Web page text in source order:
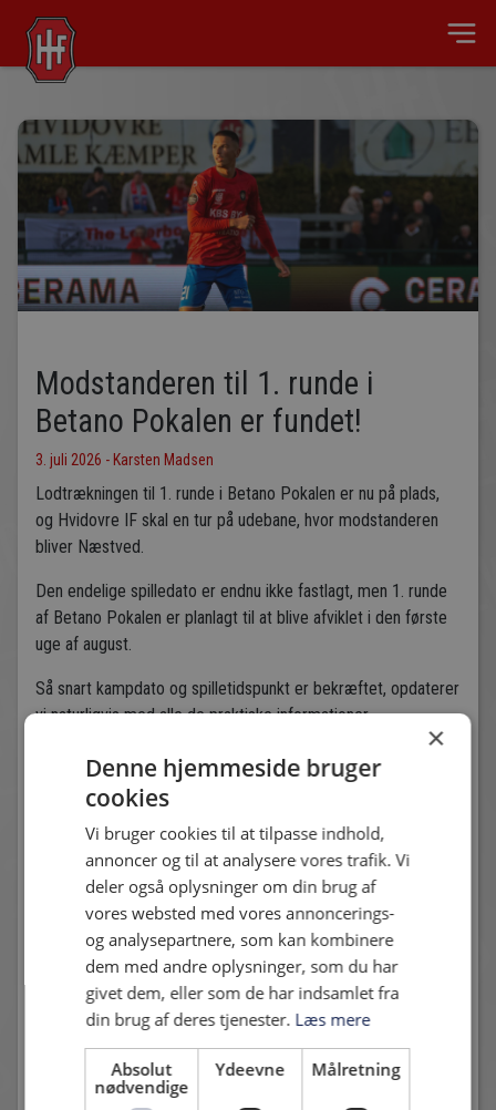
Modstanderen til 1. runde i
Betano Pokalen er fundet!
3. juli 2026 - Karsten Madsen
Lodtrækningen til 1. runde i Betano Pokalen er nu på plads,
og Hvidovre IF skal en tur på udebane, hvor modstanderen
bliver Næstved.
Den endelige spilledato er endnu ikke fastlagt, men 1. runde
af Betano Pokalen er planlagt til at blive afviklet i den første
uge af august.
Så snart kampdato og spilletidspunkt er bekræftet, opdaterer
vi naturligvis med alle de praktiske informationer.
Vi glæder os til at tage hul på pokaleventyret – og håber på
stor opbakning på udebane!
Andre nyheder
2026-07-07; HIF - FREMAD AMAGER: 3-2
×
Denne hjemmeside bruger
cookies
Vi bruger cookies til at tilpasse indhold,
annoncer og til at analysere vores trafik. Vi
deler også oplysninger om din brug af
vores websted med vores annoncerings-
og analysepartnere, som kan kombinere
dem med andre oplysninger, som du har
givet dem, eller som de har indsamlet fra
din brug af deres tjenester. Læs mere
Absolut
nødvendige
Ydeevne Målretning